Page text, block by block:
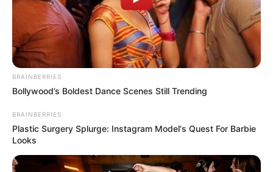
BRAINBERRIES
Bollywood’s Boldest Dance Scenes Still Trending
BRAINBERRIES
Plastic Surgery Splurge: Instagram Model's Quest For Barbie
Looks